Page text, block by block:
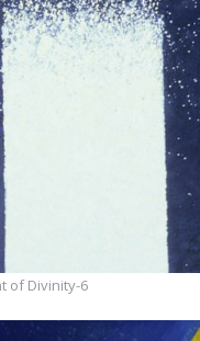
of Divinity-6